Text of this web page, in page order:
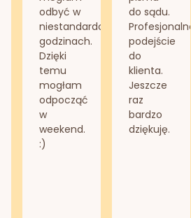
odbyć w
niestandardowych
godzinach.
Dzięki
temu
mogłam
odpocząć
w
weekend.
:)
do sądu.
Profesjonalne
podejście
do
klienta.
Jeszcze
raz
bardzo
dziękuję.